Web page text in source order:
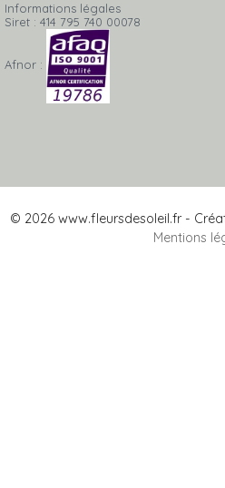
Informations légales
Siret : 414 795 740 00078
Afnor :
© 2026 www.fleursdesoleil.fr -
Mentions